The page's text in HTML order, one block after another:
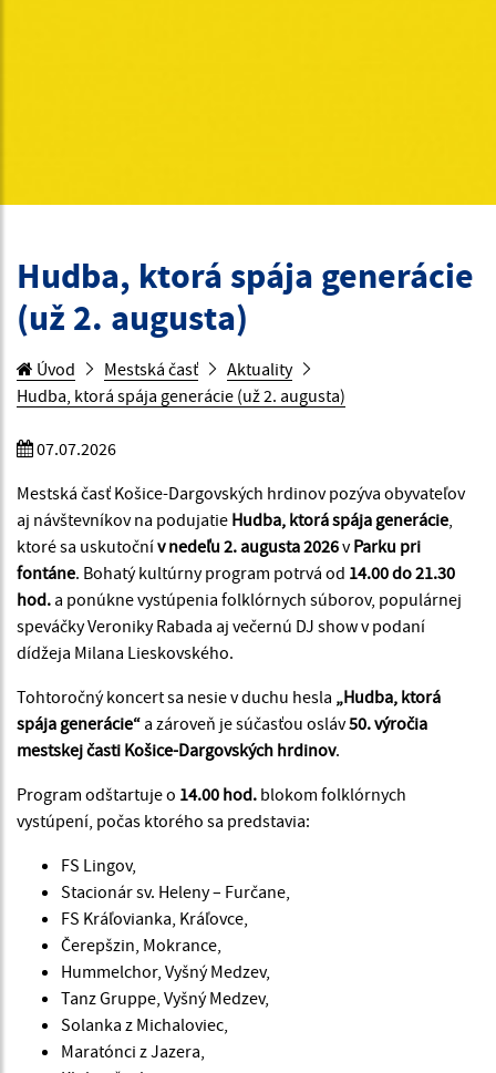
Hudba, ktorá spája generácie
(už 2. augusta)
Úvod Mestská časť
Aktuality
Hudba, ktorá spája generácie (už 2. augusta)
07.07.2026
Mestská časť Košice-Dargovských hrdinov pozýva obyvateľov
aj návštevníkov na podujatie Hudba, ktorá spája generácie,
ktoré sa uskutočnív nedeľu 2. augusta 2026vParku pri
fontáne. Bohatý kultúrny program potrvá od 14.00 do 21.30
hod. a ponúkne vystúpenia folklórnych súborov, populárnej
speváčky Veroniky Rabada aj večernú DJ show v podaní
dídžeja Milana Lieskovského.
Tohtoročný koncert sa nesie v duchu hesla „Hudba, ktorá
spája generácie“ a zároveň je súčasťou osláv50. výročia
mestskej časti Košice-Dargovských hrdinov.
Program odštartuje o 14.00 hod. blokom folklórnych
vystúpení, počas ktorého sa predstavia:
FS Lingov,
Stacionár sv. Heleny – Furčane,
FS Kráľovianka, Kráľovce,
Čerepšzin, Mokrance,
Hummelchor, Vyšný Medzev,
Tanz Gruppe, Vyšný Medzev,
Solanka z Michaloviec,
Maratónci z Jazera,